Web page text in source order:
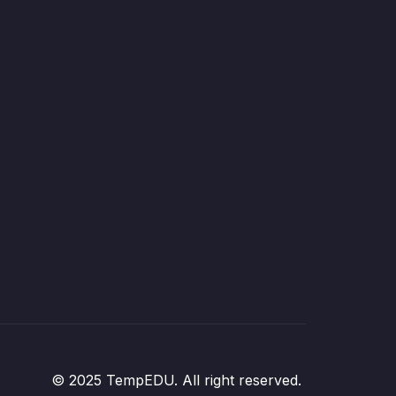
© 2025 TempEDU. All right reserved.